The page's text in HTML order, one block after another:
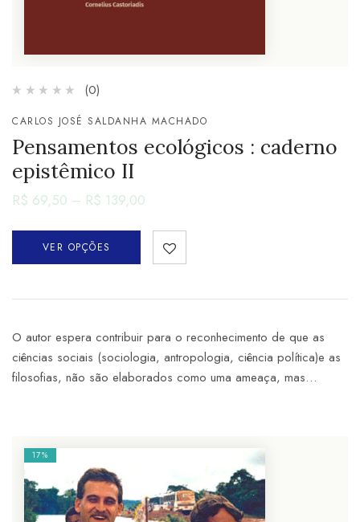
(0)
CARLOS JOSÉ SALDANHA MACHADO
Pensamentos ecológicos : caderno
epistêmico II
R$ 69,50 – R$ 139,00
VER OPÇÕES
O autor espera contribuir para o reconhecimento de que as
ciências sociais (sociologia, antropologia, ciência política)e as
filosofias, não são elaborados como uma ameaça, mas…
17%